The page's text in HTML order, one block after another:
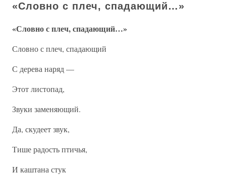
«Словно с плеч, спадающий…»
«Словно с плеч, спадающий…»
Словно с плеч, спадающий
С дерева наряд —
Этот листопад,
Звуки заменяющий.
Да, скудеет звук,
Тише радость птичья,
И каштана стук